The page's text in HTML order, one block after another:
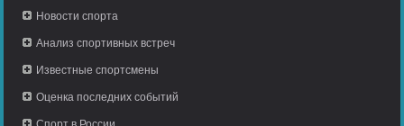
Новости спорта
Анализ спортивных встреч
Известные спортсмены
Оценка последних событий